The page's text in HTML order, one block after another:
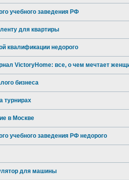
учебного заведения РФ
для квартиры
квалификации недорого
VictoryHome: все, о чем мечтает
бизнеса
турнирах
в Москве
учебного заведения РФ недорого
для машины